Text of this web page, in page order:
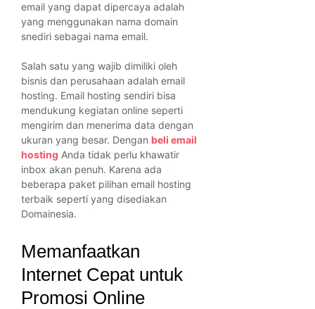
email yang dapat dipercaya adalah
yang menggunakan nama domain
snediri sebagai nama email.
Salah satu yang wajib dimiliki oleh
bisnis dan perusahaan adalah email
hosting. Email hosting sendiri bisa
mendukung kegiatan online seperti
mengirim dan menerima data dengan
ukuran yang besar. Dengan beli email
hosting Anda tidak perlu khawatir
inbox akan penuh. Karena ada
beberapa paket pilihan email hosting
terbaik seperti yang disediakan
Domainesia.
Memanfaatkan
Internet Cepat untuk
Promosi Online